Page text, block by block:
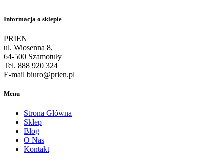
Informacja o sklepie
PRIEN
ul. Wiosenna 8,
64-500 Szamotuły
Tel. 888 920 324
E-mail biuro@prien.pl
Menu
Strona Główna
Sklep
Blog
O Nas
Kontakt